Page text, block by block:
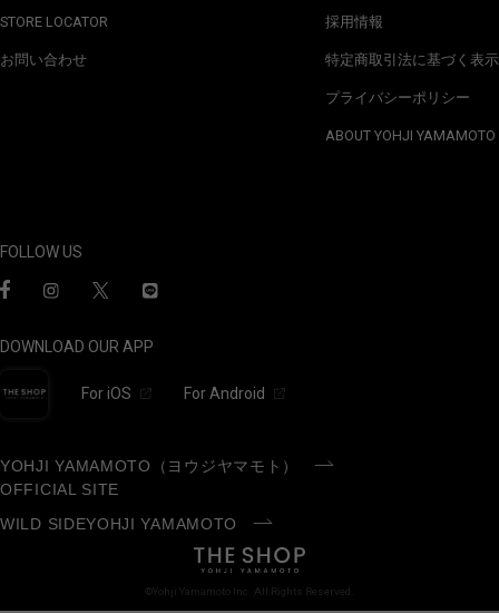
STORE LOCATOR
お問い合わせ
採用情報
特定商取引法に基づく表示
プライバシーポリシー
ABOUT YOHJI YAMAMOTO
FOLLOW US
DOWNLOAD OUR APP
For iOS For Android
YOHJI YAMAMOTO（ヨウジヤマモト）
OFFICIAL SITE
WILD SIDEYOHJI YAMAMOTO
©Yohji Yamamoto Inc. All Rights Reserved.